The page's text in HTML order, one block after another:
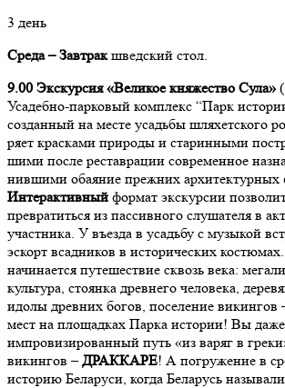
3 день
Среда – Завтракшведский стол.
9.00 Экскурсия «Великое княжество Сула»
Усадебно-парковый комплекс “Парк
созданный на месте усадь­бы шля­хет­ского
ря­ет крас­ка­ми приро­ды и ста­рин­ны­ми
ши­ми по­сле ре­став­ра­ции со­вре­мен­ное
нив­ши­ми оба­я­ние преж­них ар­хи­тек­тур­ных
Интерактивный формат экскурсии
превратиться из пассивного слушателя в
участника. У въезда в усадьбу с музыкой
эскорт всадников в исторических
начинается путешествие сквозь века:
культура, стоянка древнего человека,
идолы древних богов, поселение викингов
мест на площадках Парка истории! Вы
импровизированный путь «из варяг в
викингов –ДРАККАРЕ! А погружение в
историю Беларуси, когда Беларусь